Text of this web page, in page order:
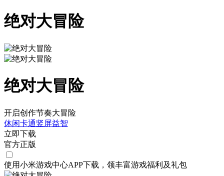
绝对大冒险
绝对大冒险
开启创作节奏大冒险
休闲卡通竖屏益智
立即下载
官方正版
使用小米游戏中心APP下载 ，领丰富游戏福利 及礼包